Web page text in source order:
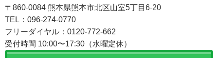
〒860-0084 熊本県熊本市北区山室5丁目6-20
TEL：096-274-0770
フリーダイヤル：0120-772-662
受付時間 10:00〜17:30（水曜定休）